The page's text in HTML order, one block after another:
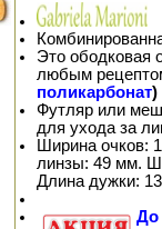
Это ободковая
любым
поликарбонат)
Футляр или
для ухода за
Ширина очков:
линзы: 49 мм.
Длина дужки:
До